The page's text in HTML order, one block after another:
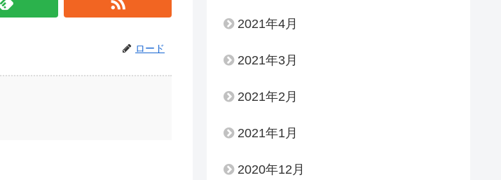
ロード
2021年4月
2021年3月
2021年2月
2021年1月
2020年12月